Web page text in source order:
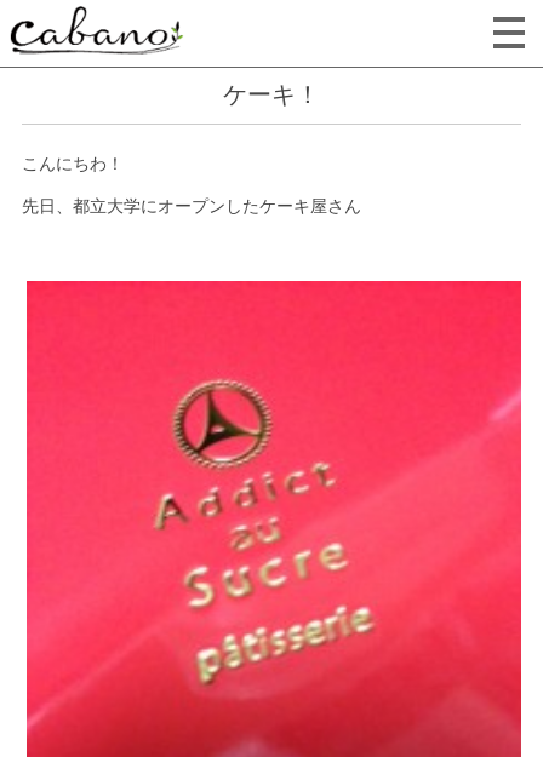
ケーキ！
こんにちわ！
先日、都立大学にオープンしたケーキ屋さん